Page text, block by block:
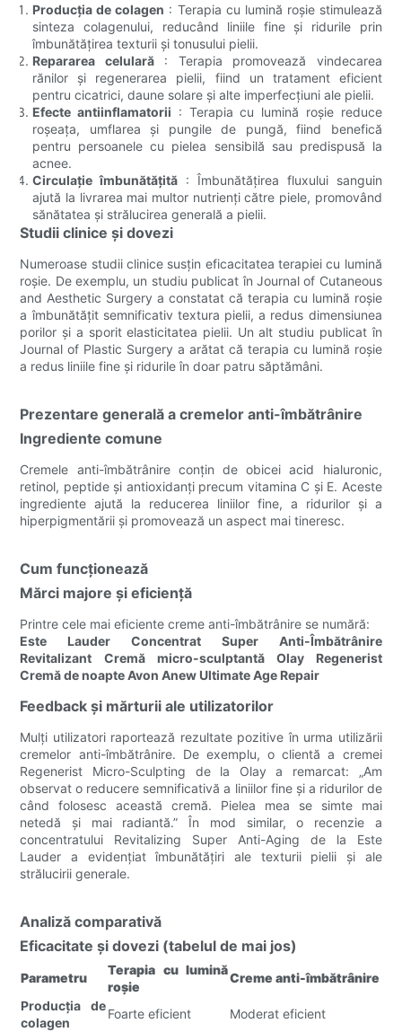
Producția de colagen : Terapia cu lumină roșie stimulează
sinteza colagenului, reducând liniile fine și ridurile prin
îmbunătățirea texturii și tonusului pielii.
Repararea celulară: Terapia promovează vindecarea
rănilor și regenerarea pielii, fiind un tratament eficient
pentru cicatrici, daune solare și alte imperfecțiuni ale pielii.
Efecte antiinflamatorii : Terapia cu lumină roșie reduce
roșeața, umflarea și pungile de pungă, fiind benefică
pentru persoanele cu pielea sensibilă sau predispusă la
acnee.
Circulație îmbunătățită : Îmbunătățirea fluxului sanguin
ajută la livrarea mai multor nutrienți către piele, promovând
sănătatea și strălucirea generală a pielii.
Studii clinice și dovezi
Numeroase studii clinice susțin eficacitatea terapiei cu lumină
roșie. De exemplu, un studiu publicat în Journal of Cutaneous
and Aesthetic Surgery a constatat că terapia cu lumină roșie
a îmbunătățit semnificativ textura pielii, a redus dimensiunea
porilor și a sporit elasticitatea pielii. Un alt studiu publicat în
Journal of Plastic Surgery a arătat că terapia cu lumină roșie
a redus liniile fine și ridurile în doar patru săptămâni.
Prezentare generală a cremelor anti-îmbătrânire
Ingrediente comune
Cremele anti-îmbătrânire conțin de obicei acid hialuronic,
retinol, peptide și antioxidanți precum vitamina C și E. Aceste
ingrediente ajută la reducerea liniilor fine, a ridurilor și a
hiperpigmentării și promovează un aspect mai tineresc.
Cum funcționează
Mărci majore și eficiență
Printre cele mai eficiente creme anti-îmbătrânire se numără:
Este Lauder Concentrat Super Anti-Îmbătrânire
Revitalizant
Cremă micro-sculptantă Olay Regenerist
Cremă de noapte Avon Anew Ultimate Age Repair
Feedback și mărturii ale utilizatorilor
Mulți utilizatori raportează rezultate pozitive în urma utilizării
cremelor anti-îmbătrânire. De exemplu, o clientă a cremei
Regenerist Micro-Sculpting de la Olay a remarcat: „Am
observat o reducere semnificativă a liniilor fine și a ridurilor de
când folosesc această cremă. Pielea mea se simte mai
netedă și mai radiantă.” În mod similar, o recenzie a
concentratului Revitalizing Super Anti-Aging de la Este
Lauder a evidențiat îmbunătățiri ale texturii pielii și ale
strălucirii generale.
Analiză comparativă
Eficacitate și dovezi (tabelul de mai jos)
Parametru
Terapia cu lumină
roșie
Creme anti-îmbătrânire
Producția de
colagen
Foarte eficient
Moderat eficient